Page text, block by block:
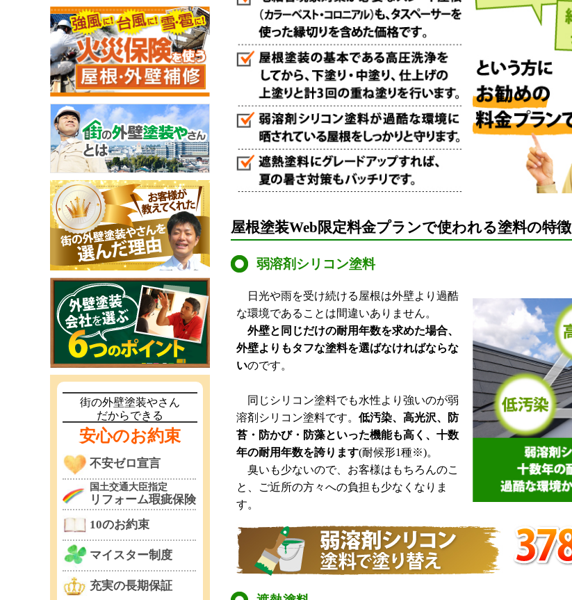
屋根塗装Web限定料金プランで使われる塗料の特徴
弱溶剤シリコン塗料
日光や雨を受け続ける屋根は外壁より過酷
な環境であることは間違いありません。
外壁と同じだけの耐用年数を求めた場合、
外壁よりもタフな塗料を選ばなければならな
いのです。
同じシリコン塗料でも水性より強いのが弱
溶剤シリコン塗料です。 低汚染、高光沢、防
苔・防かび・防藻といった機能も高く、十数
年の耐用年数を誇ります(耐候形1種※)。
臭いも少ないので、お客様はもちろんのこ
と、ご近所の方々への負担も少なくなりま
す。
街の外壁塗装やさん
だからできる
安心のお約束
不安ゼロ宣言
国土交通大臣指定
リフォーム瑕疵保険
10のお約束
マイスター制度
充実の長期保証